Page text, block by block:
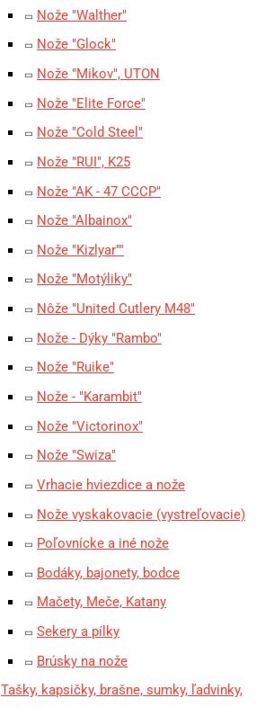
Nože "Walther"
Nože "Glock"
Nože "Mikov", UTON
Nože "Elite Force"
Nože "Cold Steel"
Nože "RUI", K25
Nože "AK - 47 CCCP"
Nože "Albainox"
Nože "Kizlyar""
Nože "Motýliky"
Nôže "United Cutlery M48"
Nože - Dýky "Rambo"
Nože "Ruike"
Nože - "Karambit"
Nože "Victorinox"
Nože "Swiza"
Vrhacie hviezdice a nože
Nože vyskakovacie (vystreľovacie)
Poľovnícke a iné nože
Bodáky, bajonety, bodce
Mačety, Meče, Katany
Sekery a pílky
Brúsky na nože
Tašky, kapsičky, brašne, sumky, ľadvinky,